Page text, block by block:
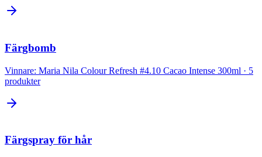
Färgbomb
Vinnare: Maria Nila Colour Refresh #4.10 Cacao Intense 300ml · 5
produkter
Färgspray för hår